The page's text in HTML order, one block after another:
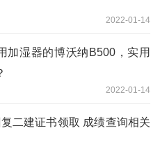
2022-01-14
加湿器的博沃纳B500，实用
2022-01-14
二建证书领取 成绩查询相关